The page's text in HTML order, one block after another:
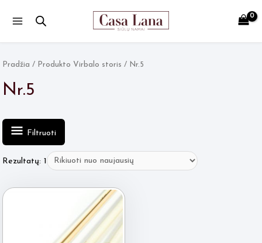
Pradžia / Produkto Virbalo storis / Nr.5
Nr.5
Filtruoti
Rezultatų: 1